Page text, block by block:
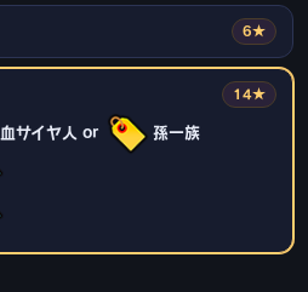
6★
14★
サイヤ人 or 孫一族